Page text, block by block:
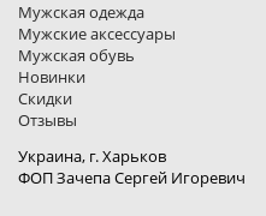
Мужская одежда
Мужские аксессуары
Мужская обувь
Новинки
Скидки
Отзывы
Украина, г. Харьков
ФОП Зачепа Сергей Игоревич